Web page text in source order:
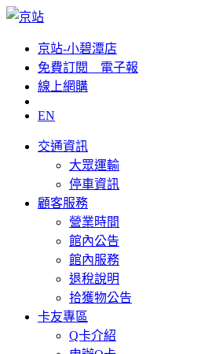
京站-小碧潭店
免費訂閱__電子報
線上網購
EN
交通資訊
大眾運輸
停車資訊
顧客服務
營業時間
館內公告
館內服務
退稅說明
拾獲物公告
卡友專區
Q卡介紹